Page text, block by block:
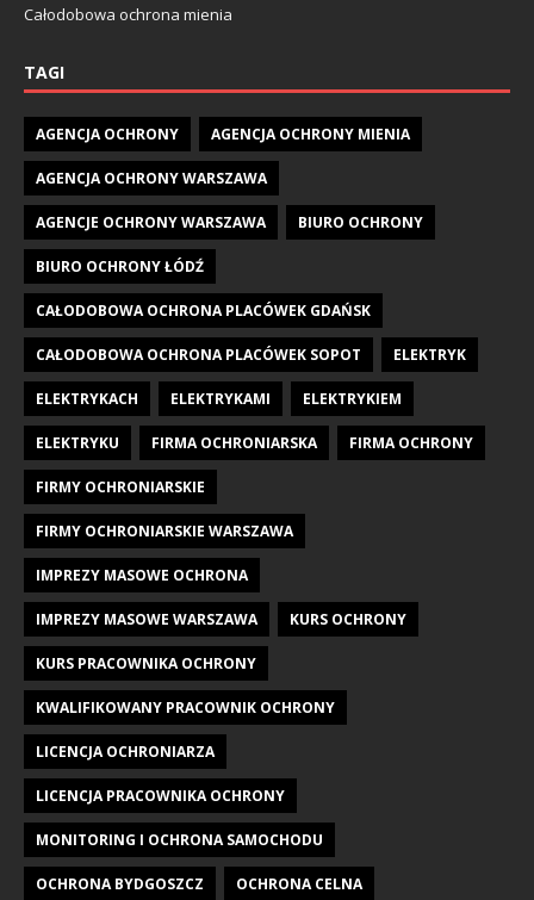
Całodobowa ochrona mienia
TAGI
AGENCJA OCHRONY AGENCJA OCHRONY MIENIA
AGENCJA OCHRONY WARSZAWA
AGENCJE OCHRONY WARSZAWA BIURO OCHRONY
BIURO OCHRONY ŁÓDŹ
CAŁODOBOWA OCHRONA PLACÓWEK GDAŃSK
CAŁODOBOWA OCHRONA PLACÓWEK SOPOT ELEKTRYK
ELEKTRYKACH ELEKTRYKAMI ELEKTRYKIEM
ELEKTRYKU FIRMA OCHRONIARSKA FIRMA OCHRONY
FIRMY OCHRONIARSKIE
FIRMY OCHRONIARSKIE WARSZAWA
IMPREZY MASOWE OCHRONA
IMPREZY MASOWE WARSZAWA KURS OCHRONY
KURS PRACOWNIKA OCHRONY
KWALIFIKOWANY PRACOWNIK OCHRONY
LICENCJA OCHRONIARZA
LICENCJA PRACOWNIKA OCHRONY
MONITORING I OCHRONA SAMOCHODU
OCHRONA BYDGOSZCZ OCHRONA CELNA